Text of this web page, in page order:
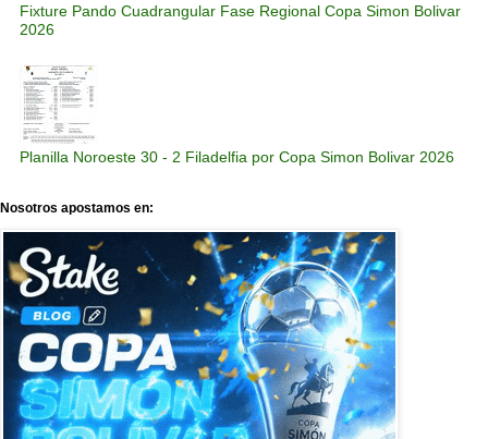
Fixture Pando Cuadrangular Fase Regional Copa Simon Bolivar
2026
Planilla Noroeste 30 - 2 Filadelfia por Copa Simon Bolivar 2026
Nosotros apostamos en: